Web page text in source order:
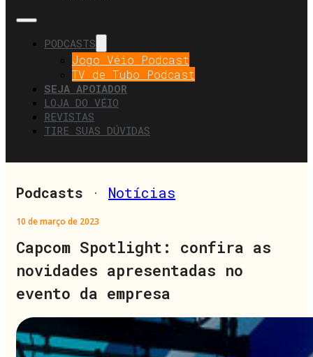
PODCASTS
Jogo Véio Podcast
TV de Tubo Podcast
SEJA APOIADOR
LOJA DO VÉIO
REVISTAS
TIRE SUAS DÚVIDAS
Podcasts · Notícias
10 de março de 2023
Capcom Spotlight: confira as
novidades apresentadas no
evento da empresa